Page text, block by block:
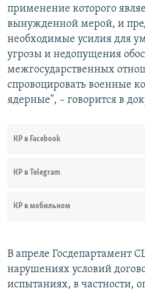
применение которого
вынужденной мерой, и
необходимые усилия для
угрозы и недопущения
межгосударственных
спровоцировать военные
ядерные", – говорится в
КР в Facebook
КР в Telegram
КР в мобильном
В апреле Госдепартамент
нарушениях условий
испытаниях, в частности,